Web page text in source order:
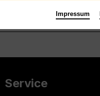
Service
Impressum